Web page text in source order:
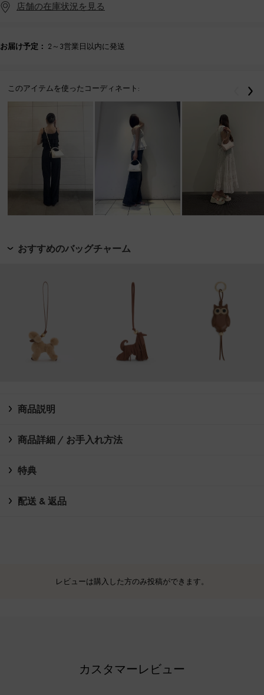
店舗の在庫状況を見る
お届け予定： 2～3営業日以内に発送
このアイテムを使ったコーディネート: 戻る
おすすめのバッグチャーム
商品説明
商品詳細 / お手入れ方法
特典
配送 & 返品
レビューは購入した方のみ投稿ができます。
カスタマーレビュー